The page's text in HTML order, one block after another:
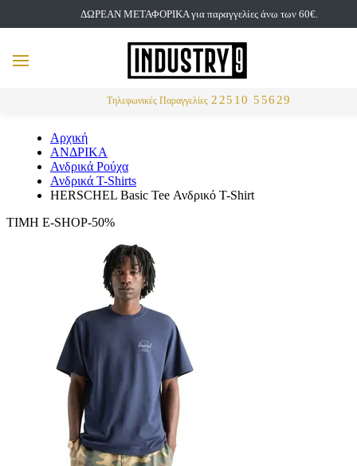
ΔΩΡΕΑΝ ΜΕΤΑΦΟΡΙΚΑ για παραγγελίες άνω των 60€.
Τηλεφωνικές Παραγγελίες 22510 55629
MENU
Αρχική
ΑΝΔΡΙΚΑ
Ανδρικά Ρούχα
Ανδρικά T-Shirts
HERSCHEL Basic Tee Ανδρικό T-Shirt
ΤΙΜΗ E-SHOP-50%